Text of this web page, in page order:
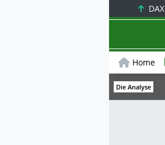
DAX
Home
Die Analyse